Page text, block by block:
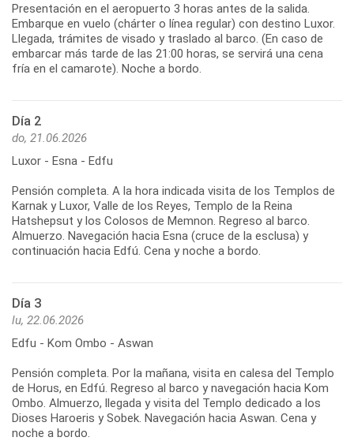
Presentación en el aeropuerto 3 horas antes de la salida.
Embarque en vuelo (chárter o línea regular) con destino Luxor.
Llegada, trámites de visado y traslado al barco. (En caso de
embarcar más tarde de las 21:00 horas, se servirá una cena
fría en el camarote). Noche a bordo.
Día 2
do, 21.06.2026
Luxor - Esna - Edfu
Pensión completa. A la hora indicada visita de los Templos de
Karnak y Luxor, Valle de los Reyes, Templo de la Reina
Hatshepsut y los Colosos de Memnon. Regreso al barco.
Almuerzo. Navegación hacia Esna (cruce de la esclusa) y
continuación hacia Edfú. Cena y noche a bordo.
Día 3
lu, 22.06.2026
Edfu - Kom Ombo - Aswan
Pensión completa. Por la mañana, visita en calesa del Templo
de Horus, en Edfú. Regreso al barco y navegación hacia Kom
Ombo. Almuerzo, llegada y visita del Templo dedicado a los
Dioses Haroeris y Sobek. Navegación hacia Aswan. Cena y
noche a bordo.